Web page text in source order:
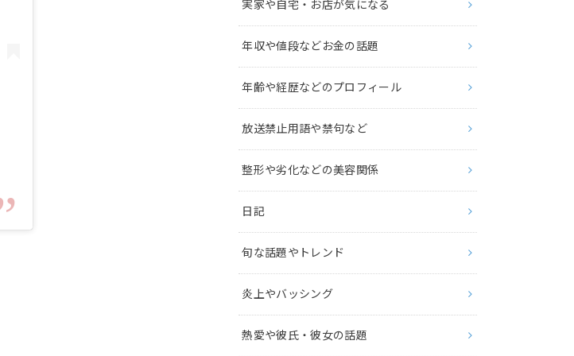
実家や自宅・お店が気になる
年収や値段などお金の話題
年齢や経歴などのプロフィール
放送禁止用語や禁句など
整形や劣化などの美容関係
日記
旬な話題やトレンド
炎上やバッシング
熱愛や彼氏・彼女の話題